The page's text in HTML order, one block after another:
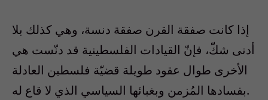
إذا كانت صفقة القرن صفقة دنسة، وهي كذلك بلا
أدنى شكّ، فإنّ القيادات الفلسطينية قد دنّست هي
الأخرى طوال عقود طويلة قضيّة فلسطين العادلة
بفسادها المُزمن وبغبائها السياسي الذي لا قاع له.